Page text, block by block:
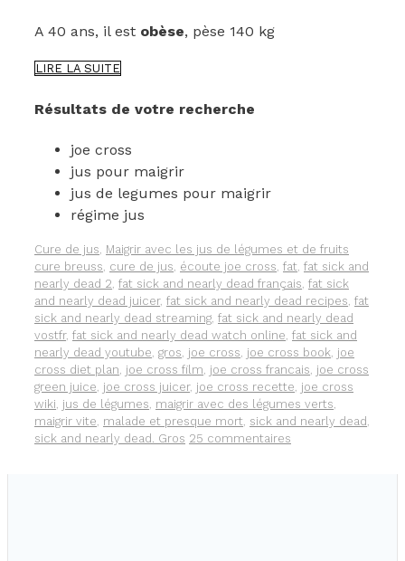
A 40 ans, il est obèse, pèse 140 kg
LIRE LA SUITEJOE
COMMENT
AVEC
LES
JUS
DE
LÉGUMES
LA
CURE
DE
JUS
DE
60
JOURS
Résultats de votre recherche
joe cross
jus pour maigrir
jus de legumes pour maigrir
régime jus
Catégories
Cure de jus, Maigrir avec les jus de légumes et de fruits
cure breuss, cure de jus, écoute joe cross, fat, fat sick and
nearly dead 2, fat sick and nearly dead français, fat sick
and nearly dead juicer, fat sick and nearly dead recipes, fat
sick and nearly dead streaming, fat sick and nearly dead
vostfr, fat sick and nearly dead watch online, fat sick and
nearly dead youtube, gros, joe cross, joe cross book, joe
cross diet plan, joe cross film, joe cross francais, joe cross
green juice, joe cross juicer, joe cross recette, joe cross
wiki, jus de légumes, maigrir avec des légumes verts,
maigrir vite, malade et presque mort, sick and nearly dead ,
sick and nearly dead. Gros 25 commentaires